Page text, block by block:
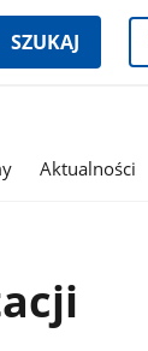
SZUKAJ
Aktualności